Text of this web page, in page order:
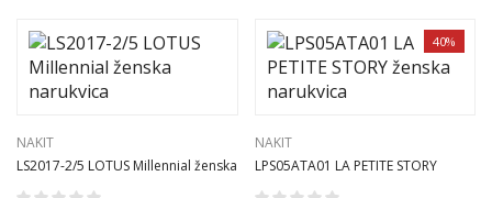
NAKIT
LS2017-2/5 LOTUS Millennial ženska
narukvica
40%
NAKIT
LPS05ATA01 LA PETITE STORY
ženska narukvica